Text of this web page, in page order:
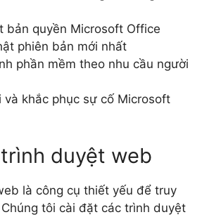
bản quyền Microsoft Office
phiên bản mới nhất
phần mềm theo nhu cầu người
và khắc phục sự cố Microsoft
duyệt web
là công cụ thiết yếu để truy
tôi cài đặt các trình duyệt